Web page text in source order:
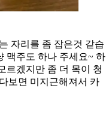
자리를 좀 잡은것 같습
맥주도 하나 주세요~ 하
르겠지만 좀 더 목이 청
보면 미지근해져서 카